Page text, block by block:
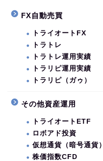
FX自動売買
トライオートFX
トラトレ
トラトレ運用実績
トラリピ運用実績
トラリピ（ガゥ）
その他資産運用
トライオートETF
ロボアド投資
仮想通貨（暗号通貨）
株価指数CFD